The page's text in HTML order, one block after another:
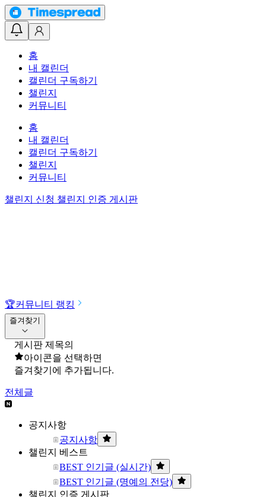
홈
내 캘린더
캘린더 구독하기
챌린지
커뮤니티
홈
내 캘린더
캘린더 구독하기
챌린지
커뮤니티
챌린지 신청 챌린지 인증 게시판
🏆커뮤니티 랭킹
즐겨찾기
게시판 제목의
아이콘을 선택하면
즐겨찾기에 추가됩니다.
전체글
공지사항
공지사항
챌린지 베스트
BEST 인기글 (실시간)
BEST 인기글 (명예의 전당)
챌린지 인증 게시판